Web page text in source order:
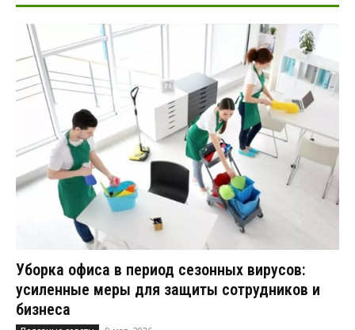
Уборка офиса в период сезонных вирусов:
усиленные меры для защиты сотрудников и
бизнеса